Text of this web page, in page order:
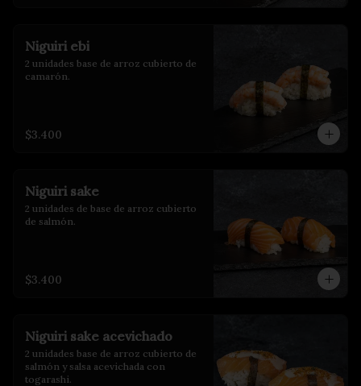
Niguiri ebi
2 unidades base de arroz cubierto de
camarón.
$3.400
Niguiri sake
2 unidades de base de arroz cubierto
de salmón.
$3.400
Niguiri sake acevichado
2 unidades base de arroz cubierto de
salmón y salsa acevichada con
togarashi.